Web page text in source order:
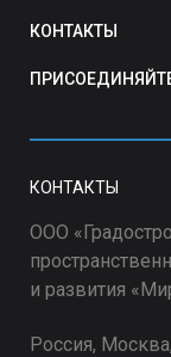
КОНТАКТЫ
КОНТАКТЫ
ООО
и развития
Россия, Москва,